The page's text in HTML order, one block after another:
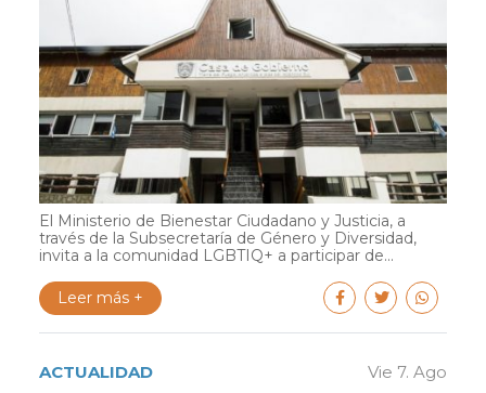
El Ministerio de Bienestar Ciudadano y Justicia, a
través de la Subsecretaría de Género y Diversidad,
invita a la comunidad LGBTIQ+ a participar de...
Leer más +
ACTUALIDAD Vie 7. Ago